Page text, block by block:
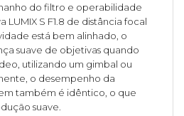
do filtro e operabilidade
LUMIX S F1.8 de distância focal
está bem alinhado, o
suave de objetivas quando
utilizando um gimbal ou
o desempenho da
também é idêntico, o que
suave.